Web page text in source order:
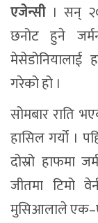
एजेन्सी। सन्
छनोट हुने
मेसेडोनियालाई
गरेको हो ।
सोमबार राति
हासिल गर्यो ।
दोस्रो हाफमा
जीतमा टिमो
मुसिआलाले